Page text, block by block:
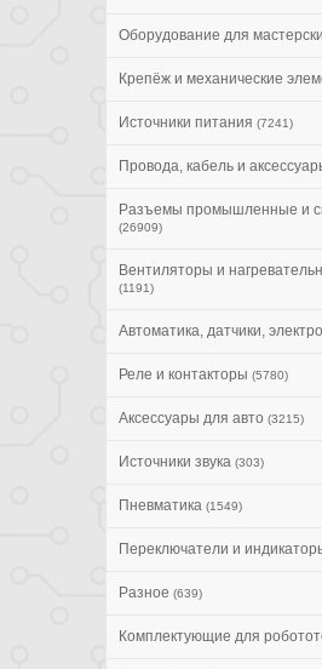
Оборудование для
Крепёж и механические
Источники питания (7241)
Провода, кабель и
Разъемы промышленные и
(26909)
Вентиляторы и
(1191)
Автоматика, датчики,
Реле и контакторы (5780)
Аксессуары для авто (3215)
Источники звука (303)
Пневматика (1549)
Переключатели и
Разное (639)
Комплектующие для